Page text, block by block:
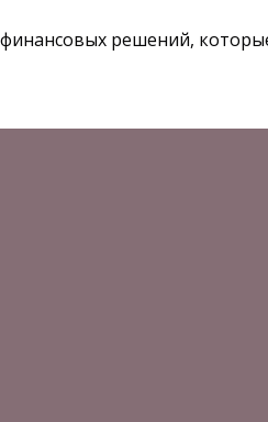
решений,